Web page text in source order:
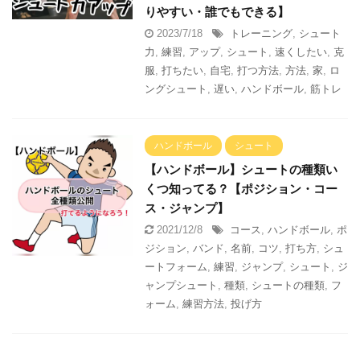
りやすい・誰でもできる】
2023/7/18 トレーニング, シュート
力 , 練習, アップ, シュート , 速くしたい, 克
服, 打ちたい, 自宅, 打つ方法, 方法, 家, ロ
ングシュート , 遅い, ハンドボール, 筋トレ
ハンドボール シュート
【ハンドボール】シュートの種類い
くつ知ってる？【ポジション・コー
ス・ジャンプ】
2021/12/8 コース, ハンドボール, ポ
ジション, バンド, 名前, コツ, 打ち方, シュ
ートフォーム, 練習, ジャンプ, シュート , ジ
ャンプシュート , 種類, シュートの種類, フ
ォーム, 練習方法, 投げ方